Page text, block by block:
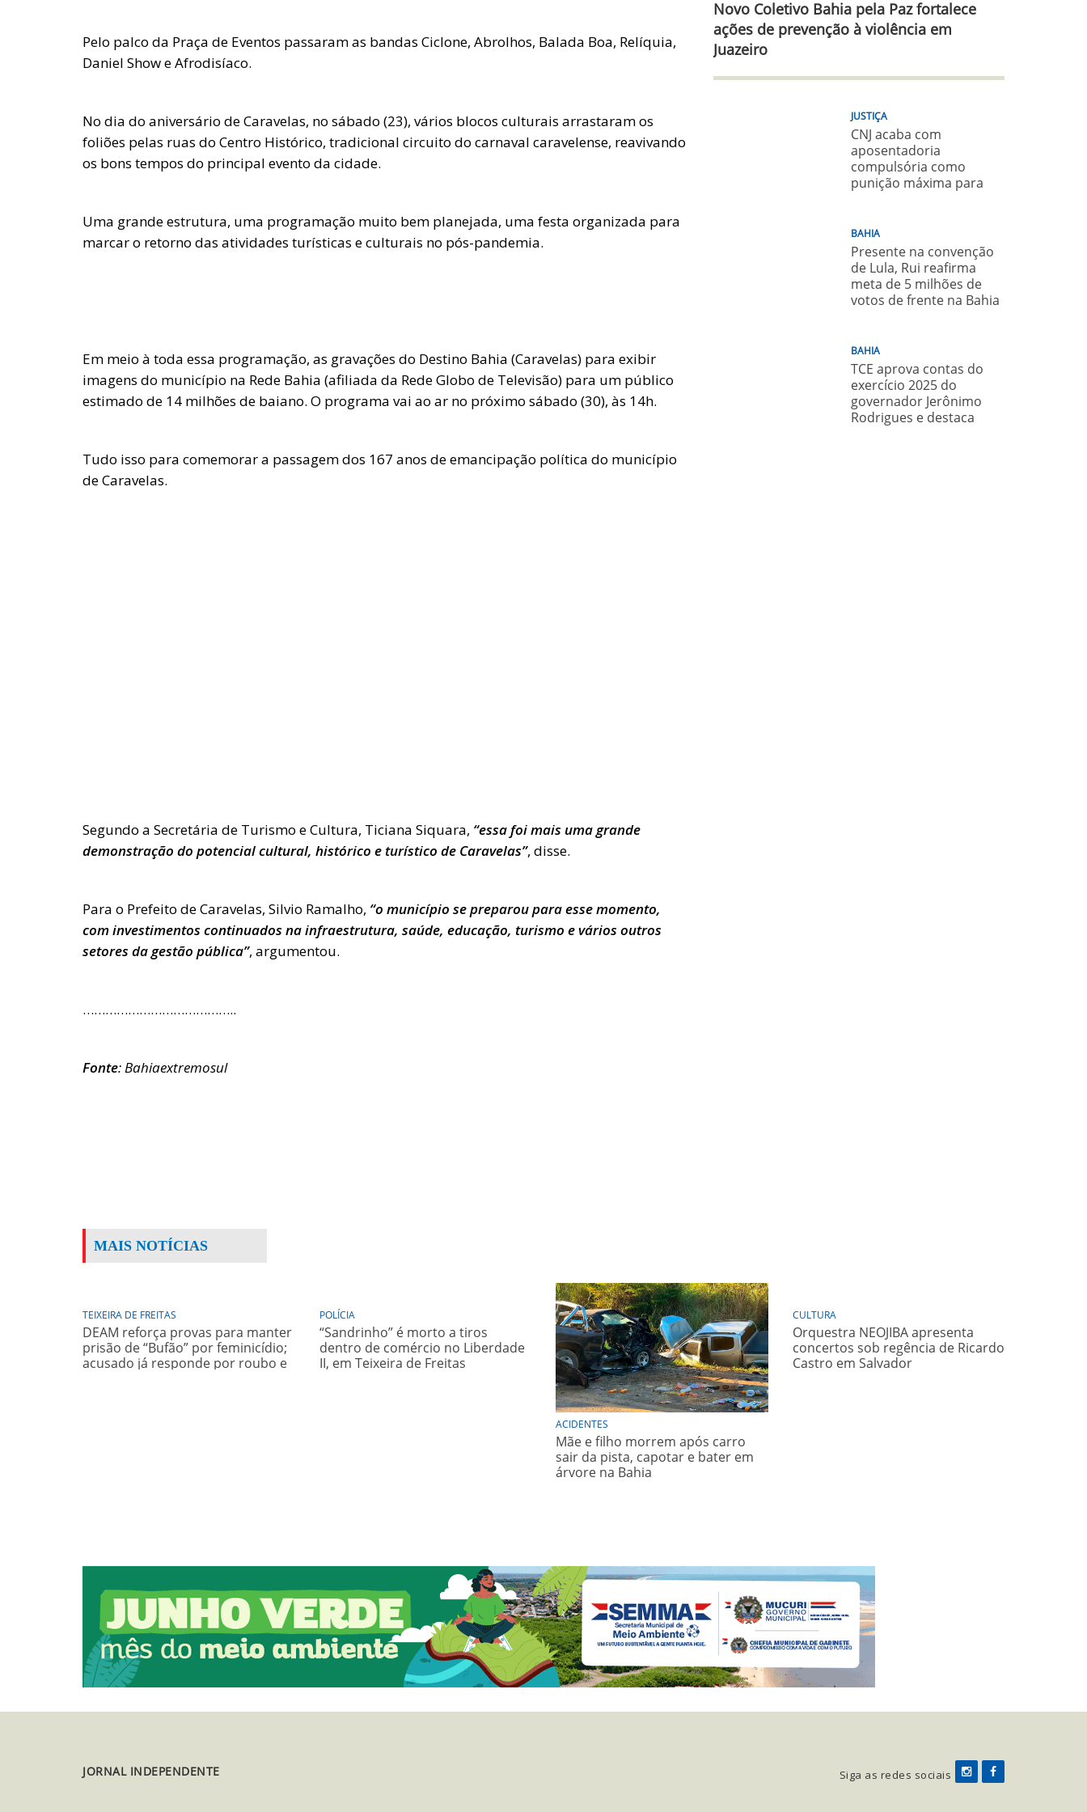
Pelo palco da Praça de Eventos passaram as bandas Ciclone, Abrolhos, Balada Boa, Relíquia,
Daniel Show e Afrodisíaco.
No dia do aniversário de Caravelas, no sábado (23), vários blocos culturais arrastaram os
foliões pelas ruas do Centro Histórico, tradicional circuito do carnaval caravelense, reavivando
os bons tempos do principal evento da cidade.
Uma grande estrutura, uma programação muito bem planejada, uma festa organizada para
marcar o retorno das atividades turísticas e culturais no pós-pandemia.
Em meio à toda essa programação, as gravações do Destino Bahia (Caravelas) para exibir
imagens do município na Rede Bahia (afiliada da Rede Globo de Televisão) para um público
estimado de 14 milhões de baiano. O programa vai ao ar no próximo sábado (30), às 14h.
Tudo isso para comemorar a passagem dos 167 anos de emancipação política do município
de Caravelas.
Segundo a Secretária de Turismo e Cultura, Ticiana Siquara, “essa foi mais uma grande
demonstração do potencial cultural, histórico e turístico de Caravelas”, disse.
Para o Prefeito de Caravelas, Silvio Ramalho, “o município se preparou para esse momento,
com investimentos continuados na infraestrutura, saúde, educação, turismo e vários outros
setores da gestão pública”, argumentou.
…………………………………..
Fonte: Bahiaextremosul
Novo Coletivo Bahia pela Paz fortalece
ações de prevenção à violência em
Juazeiro
JUSTIÇA
CNJ acaba com
aposentadoria
compulsória como
punição máxima para
BAHIA
Presente na convenção
de Lula, Rui reafirma
meta de 5 milhões de
votos de frente na Bahia
BAHIA
TCE aprova contas do
exercício 2025 do
governador Jerônimo
Rodrigues e destaca
MAIS NOTÍCIAS
TEIXEIRA DE FREITAS
DEAM reforça provas para manter
prisão de “Bufão” por feminicídio;
acusado já responde por roubo e
POLÍCIA
“Sandrinho” é morto a tiros
dentro de comércio no Liberdade
II, em Teixeira de Freitas
ACIDENTES
Mãe e filho morrem após carro
sair da pista, capotar e bater em
árvore na Bahia
CULTURA
Orquestra NEOJIBA apresenta
concertos sob regência de Ricardo
Castro em Salvador
JORNAL INDEPENDENTE Siga as redes sociais